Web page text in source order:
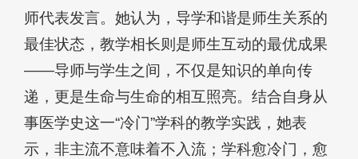
师代表发言。她认为，导学和谐是师生关系的
最佳状态，教学相长则是师生互动的最优成果
——导师与学生之间，不仅是知识的单向传
递，更是生命与生命的相互照亮。结合自身从
事医学史这一“冷门”学科的教学实践，她表
示，非主流不意味着不入流；学科愈冷门，愈